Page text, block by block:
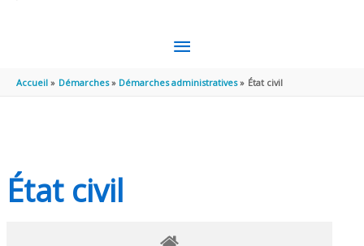
MENU
PRINCIPAL
Accueil Démarches Démarches administratives État civil
État civil